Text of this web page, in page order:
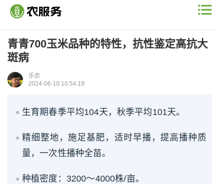
青青700玉米品种的特性，抗性鉴定高抗大
斑病
乐农
2024-06-10 10:54:19
生育期春季平均104天，秋季平均101天。
精细整地，施足基肥，适时早播，提高播种质
量，一次性播种全苗。
种植密度：3200～4000株/亩。